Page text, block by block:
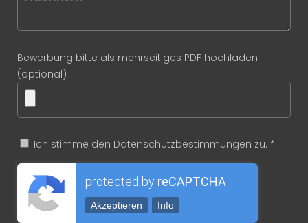
Bewerbung bitte als mehrseitiges PDF hochladen
(optional)
Ich stimme den Datenschutzbestimmungen zu. *
protected by reCAPTCHA
Akzeptieren Info